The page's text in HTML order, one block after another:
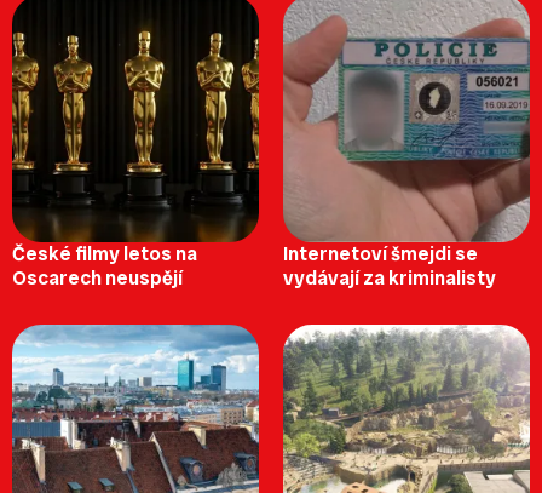
České filmy letos na
Oscarech neuspějí
Internetoví šmejdi se
vydávají za kriminalisty